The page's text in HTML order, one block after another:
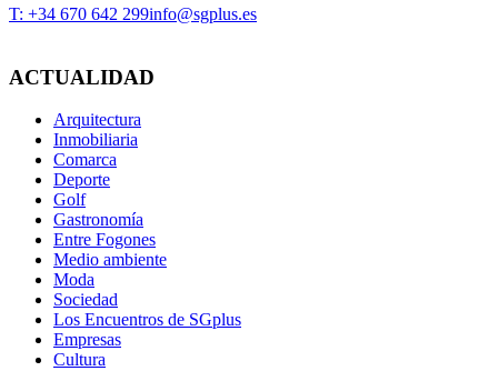
T: +34 670 642 299info@sgplus.es
ACTUALIDAD
Arquitectura
Inmobiliaria
Comarca
Deporte
Golf
Gastronomía
Entre Fogones
Medio ambiente
Moda
Sociedad
Los Encuentros de SGplus
Empresas
Cultura